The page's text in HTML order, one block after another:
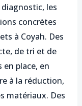
les
concrètes
à Coyah. Des
de tri et de
place, en
à la réduction,
matériaux. Des